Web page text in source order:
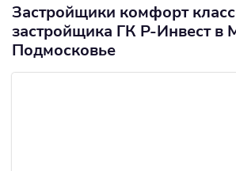
Застройщики комфорт
застройщика ГК Р-Инвест в
Подмосковье